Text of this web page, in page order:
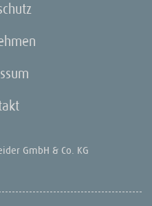
GmbH & Co. KG